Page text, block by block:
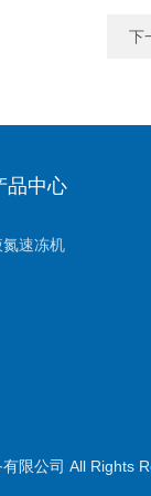
下
品中心
氮速冻机
有限公司 All